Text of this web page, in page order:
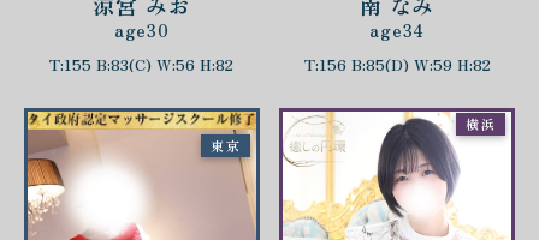
age30
T:155 B:83(C) W:56 H:82
age34
T:156 B:85(D) W:59 H:82
東京
横浜